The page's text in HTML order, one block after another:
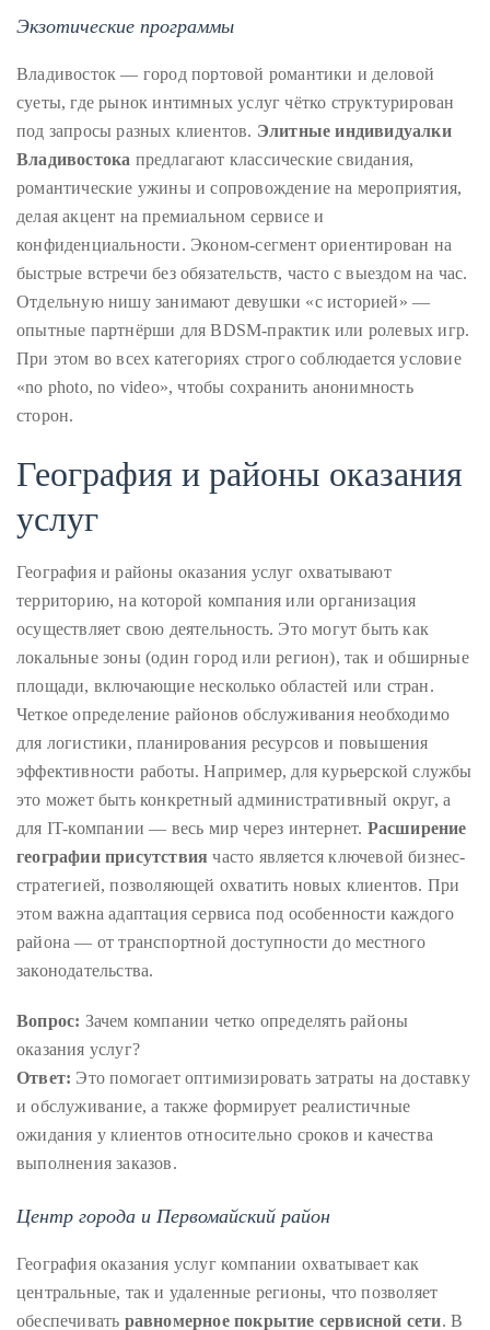
has
the
world’s
hottest
hotspots
through
a
five-
star
lenswhile
mixing
it
up
with
ranging
David
Beckham,
and
Hudson
Tony
Bennett,
Collins,
Zoe
Saldana,
Sigourney
Weaver
and
HSH
Cecile
Hohenlohe-
Langenburg,
Экзотические программы
Владивосток — город портовой романтики и деловой
суеты, где рынок интимных услуг чётко структурирован
под запросы разных клиентов. Элитные индивидуалки
Владивостока предлагают классические свидания,
романтические ужины и сопровождение на мероприятия,
делая акцент на премиальном сервисе и
конфиденциальности. Эконом-сегмент ориентирован на
быстрые встречи без обязательств, часто с выездом на час.
Отдельную нишу занимают девушки «с историей» —
опытные партнёрши для BDSM-практик или ролевых игр.
При этом во всех категориях строго соблюдается условие
«no photo, no video», чтобы сохранить анонимность
сторон.
География и районы оказания
услуг
География и районы оказания услуг охватывают
территорию, на которой компания или организация
осуществляет свою деятельность. Это могут быть как
локальные зоны (один город или регион), так и обширные
площади, включающие несколько областей или стран.
Четкое определение районов обслуживания необходимо
для логистики, планирования ресурсов и повышения
эффективности работы. Например, для курьерской службы
это может быть конкретный административный округ, а
для IT-компании — весь мир через интернет. Расширение
географии присутствия часто является ключевой бизнес-
стратегией, позволяющей охватить новых клиентов. При
этом важна адаптация сервиса под особенности каждого
района — от транспортной доступности до местного
законодательства.
Вопрос: Зачем компании четко определять районы
оказания услуг?
Ответ: Это помогает оптимизировать затраты на доставку
и обслуживание, а также формирует реалистичные
ожидания у клиентов относительно сроков и качества
выполнения заказов.
Центр города и Первомайский район
География оказания услуг компании охватывает как
центральные, так и удаленные регионы, что позволяет
обеспечивать равномерное покрытие сервисной сети. В